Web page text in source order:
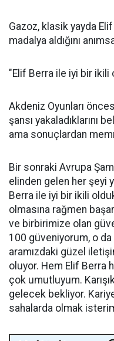
Gazoz, klasik yayda
madalya aldığını
"Elif Berra ile iyi bir ikili
Akdeniz Oyunları
şansı yakaladıklarını
ama sonuçlardan
Bir sonraki Avrupa
elinden gelen her şeyi
Berra ile iyi bir ikili
olmasına rağmen
ve birbirimize olan
100 güveniyorum, o
aramızdaki güzel
oluyor. Hem Elif Berra
çok umutluyum.
gelecek bekliyor.
sahalarda olmak